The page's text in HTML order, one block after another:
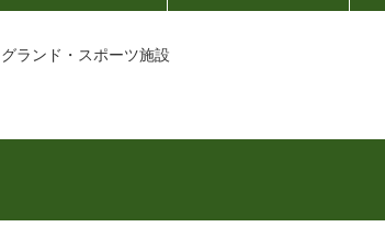
グランド・スポーツ施設